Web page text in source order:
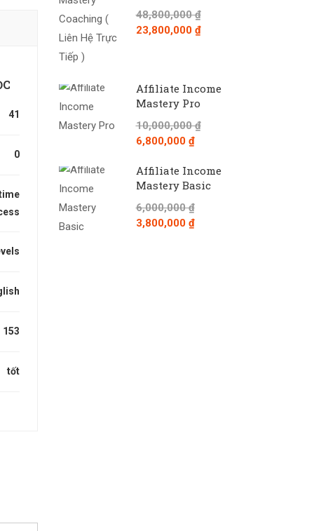
41
0
153
tốt
48,800,000 ₫
23,800,000 ₫
Affiliate Income
Mastery Pro
10,000,000 ₫
6,800,000 ₫
Affiliate Income
Mastery Basic
6,000,000 ₫
3,800,000 ₫